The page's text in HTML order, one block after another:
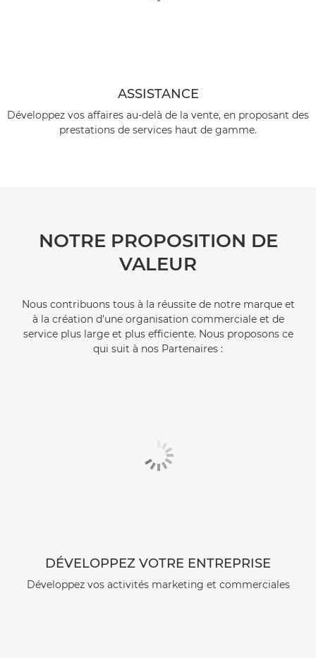
ASSISTANCE
Développez vos affaires au-delà de la vente, en proposant des
prestations de services haut de gamme.
NOTRE PROPOSITION DE
VALEUR
Nous contribuons tous à la réussite de notre marque et
à la création d'une organisation commerciale et de
service plus large et plus efficiente. Nous proposons ce
qui suit à nos Partenaires :
DÉVELOPPEZ VOTRE ENTREPRISE
Développez vos activités marketing et commerciales